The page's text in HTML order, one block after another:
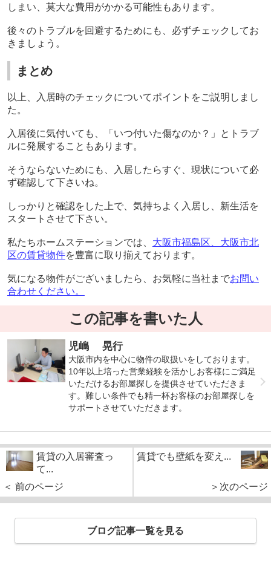
しまい、莫大な費用がかかる可能性もあります。
後々のトラブルを回避するためにも、必ずチェックしてお
きましょう。
まとめ
以上、入居時のチェックについてポイントをご説明しまし
た。
入居後に気付いても、「いつ付いた傷なのか？」とトラブ
ルに発展することもあります。
そうならないためにも、入居したらすぐ、現状について必
ず確認して下さいね。
しっかりと確認をした上で、気持ちよく入居し、新生活を
スタートさせて下さい。
私たちホームステーションでは、 大阪市福島区、大阪市北
区の賃貸物件を豊富に取り揃えております。
気になる物件がございましたら、お気軽に当社までお問い
合わせください。
この記事を書いた人
児嶋 晃行
大阪市内を中心に物件の取扱いをしております。
10年以上培った営業経験を活かしお客様にご満足
いただけるお部屋探しを提供させていただきま
す。難しい条件でも精一杯お客様のお部屋探しを
サポートさせていただきます。
賃貸の入居審査っ
て...
＜ 前のページ
賃貸でも壁紙を変え...
＞次のページ
ブログ記事一覧を見る